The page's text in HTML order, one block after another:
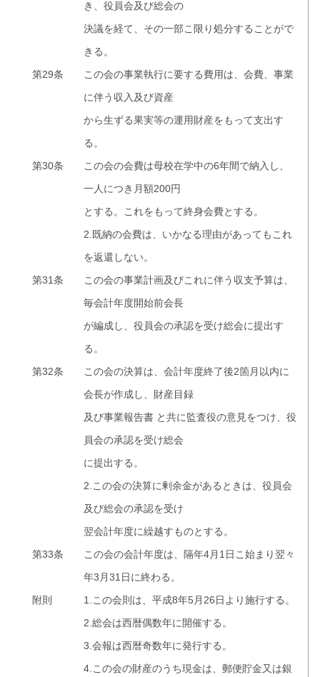
き、役員会及び総会の
決議を経て、その一部こ限り処分することがで
きる。
第29条
この会の事業執行に要する費用は、会費、事業
に伴う収入及び資産
から生ずる果実等の運用財産をもって支出す
る。
第30条
この会の会費は母校在学中の6年間で納入し、
一人につき月額200円
とする。これをもって終身会費とする。
2.既納の会費は、いかなる理由があってもこれ
を返還しない。
第31条
この会の事業計画及びこれに伴う収支予算は、
毎会計年度開始前会長
が編成し、役員会の承認を受け総会に提出す
る。
第32条
この会の決算は、会計年度終了後2箇月以内に
会長が作成し、財産目録
及び事業報告書 と共に監査役の意見をつけ、役
員会の承認を受け総会
に提出する。
2.この会の決算に剰余金があるときは、役員会
及び総会の承認を受け
翌会計年度に繰越すものとする。
第33条
この会の会計年度は、隔年4月1日こ始まり翌々
年3月31日に終わる。
附則
1.この会則は、平成8年5月26日より施行する。
2.総会は西暦偶数年に開催する。
3.会報は西暦奇数年に発行する。
4.この会の財産のうち現金は、郵便貯金又は銀